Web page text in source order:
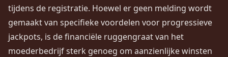
tijdens de registratie. Hoewel er geen melding wordt
gemaakt van specifieke voordelen voor progressieve
jackpots, is de financiële ruggengraat van het
moederbedrijf sterk genoeg om aanzienlijke winsten